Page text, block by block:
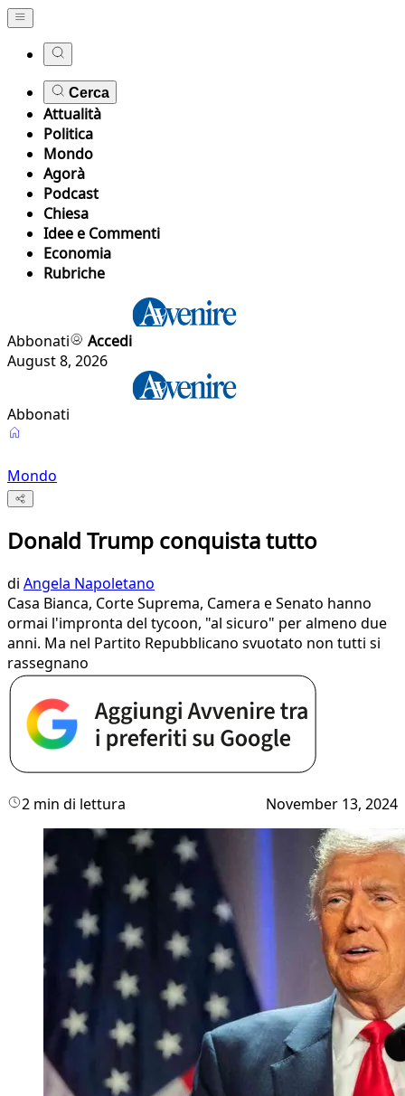
Cerca
Attualità
Politica
Mondo
Agorà
Podcast
Chiesa
Idee e Commenti
Economia
Rubriche
Abbonati
Accedi
August 8, 2026
Abbonati
Mondo
Donald Trump conquista tutto
di Angela Napoletano
Casa Bianca, Corte Suprema, Camera e Senato hanno
ormai l'impronta del tycoon, "al sicuro" per almeno due
anni. Ma nel Partito Repubblicano svuotato non tutti si
rassegnano
2 min di lettura November 13, 2024